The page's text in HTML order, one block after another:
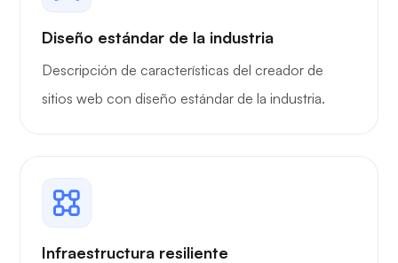
Diseño estándar de la industria
Descripción de características del creador de
sitios web con diseño estándar de la industria.
Infraestructura resiliente